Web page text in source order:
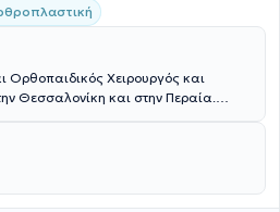
Ορθοπαιδικός Χειρουργός και
Θεσσαλονίκη και στην Περαία.
Αθλητικές Κακώσεις στο Γενικό
Σάββας” και στη Σπονδυλική
Νοσοκομείο Θεσσαλονίκης
στο Τμήμα Ορθοπαιδικής